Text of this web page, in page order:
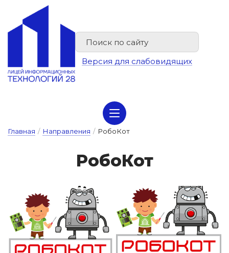
Версия для слабовидящих
Главная / Направления / РобоКот
Ро­бо­Кот